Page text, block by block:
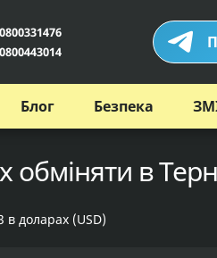
0800331476
0800443014
Блог Безпека
обміняти в
в доларах (USD)